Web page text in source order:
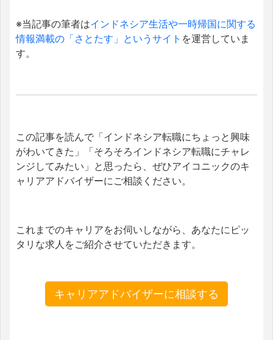
※当記事の筆者はインドネシア生活や一時帰国に関する
情報満載の 「さとたす」というサイト を運営していま
す。
この記事を読んで「インドネシア転職にちょっと興味
がわいてきた」「そろそろインドネシア転職にチャレ
ンジしてみたい」と思ったら、ぜひアイコニックのキ
ャリアアドバイザーにご相談ください。
これまでのキャリアをお伺いしながら、あなたにピッ
タリな求人をご紹介させていただきます。
キャリアアドバイザーに相談する